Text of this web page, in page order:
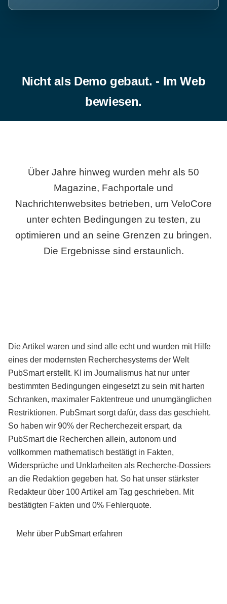
Nicht als Demo gebaut. - Im Web
bewiesen.
Über Jahre hinweg wurden mehr als 50
Magazine, Fachportale und
Nachrichtenwebsites betrieben, um VeloCore
unter echten Bedingungen zu testen, zu
optimieren und an seine Grenzen zu bringen.
Die Ergebnisse sind erstaunlich.
Die Artikel waren und sind alle echt und wurden mit Hilfe
eines der modernsten Recherchesystems der Welt
PubSmart erstellt. KI im Journalismus hat nur unter
bestimmten Bedingungen eingesetzt zu sein mit harten
Schranken, maximaler Faktentreue und unumgänglichen
Restriktionen. PubSmart sorgt dafür, dass das geschieht.
So haben wir 90% der Recherchezeit erspart, da
PubSmart die Recherchen allein, autonom und
vollkommen mathematisch bestätigt in Fakten,
Widersprüche und Unklarheiten als Recherche-Dossiers
an die Redaktion gegeben hat. So hat unser stärkster
Redakteur über 100 Artikel am Tag geschrieben. Mit
bestätigten Fakten und 0% Fehlerquote.
Mehr über PubSmart erfahren